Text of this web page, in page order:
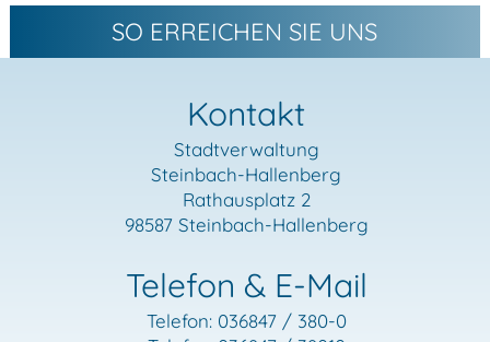
SO ERREICHEN SIE UNS
Kontakt
Stadtverwaltung
Steinbach-Hallenberg
Rathausplatz 2
98587 Steinbach-Hallenberg
Telefon & E-Mail
Telefon: 036847 / 380-0